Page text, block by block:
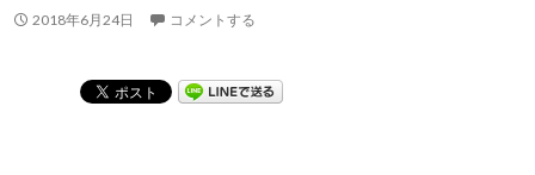
2018年6月24日 コメントする